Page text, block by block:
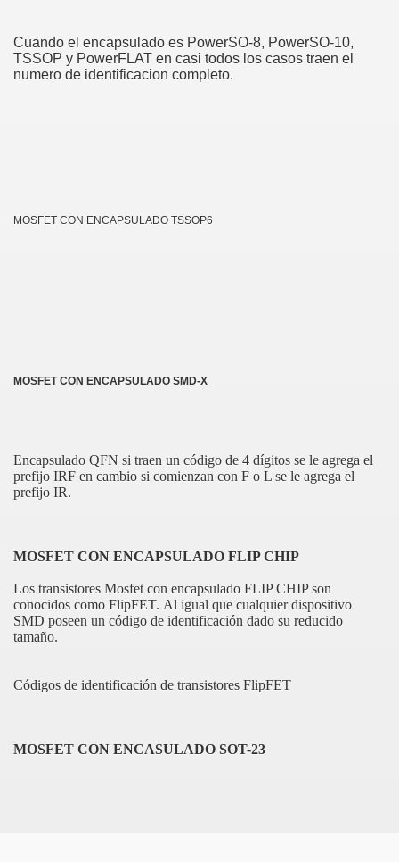
Cuando el encapsulado es PowerSO-8, PowerSO-10,
TSSOP y PowerFLAT en casi todos los casos traen el
numero de identificacion completo.
MOSFET CON ENCAPSULADO TSSOP6
MOSFET CON ENCAPSULADO SMD-X
Encapsulado QFN si traen un código de 4 dígitos se le agrega el
prefijo IRF en cambio si comienzan con F o L se le agrega el
prefijo IR.
MOSFET CON ENCAPSULADO FLIP CHIP
Los transistores Mosfet con encapsulado FLIP CHIP son
conocidos como FlipFET. Al igual que cualquier dispositivo
SMD poseen un código de identificación dado su reducido
tamaño.
Códigos de identificación de transistores FlipFET
MOSFET CON ENCASULADO SOT-23
SMD